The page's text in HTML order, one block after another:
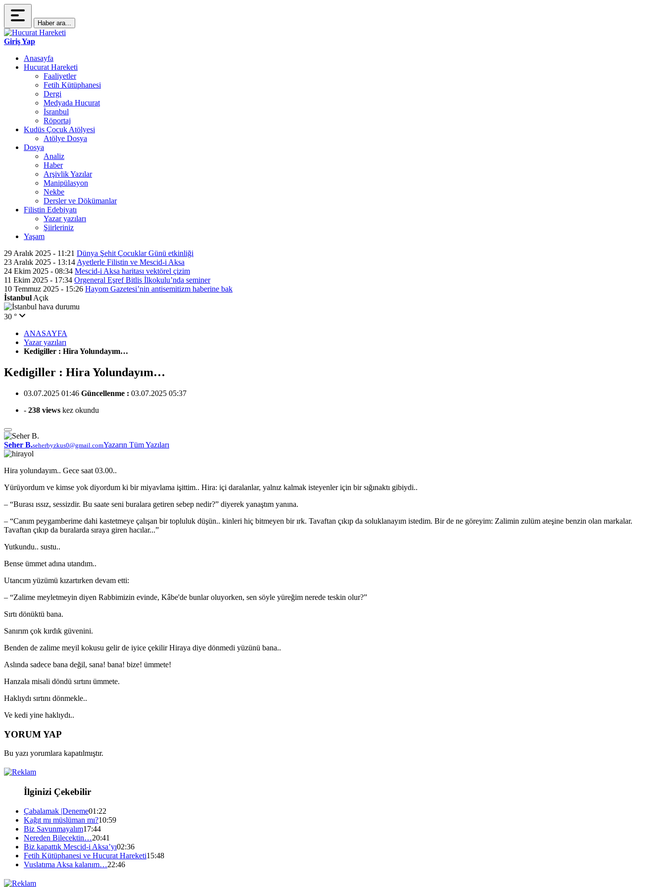
Haber ara...
Giriş Yap
Anasayfa
Hucurat Hareketi
Faaliyetler
Fetih Kütüphanesi
Dergi
Medyada Hucurat
İsranbul
Röportaj
Kudüs Çocuk Atölyesi
Atölye Dosya
Dosya
Analiz
Haber
Arşivlik Yazılar
Manipülasyon
Nekbe
Dersler ve Dökümanlar
Filistin Edebiyatı
Yazar yazıları
Şiirleriniz
Yaşam
İstanbul Açık
30 °
ANASAYFA
Yazar yazıları
Kedigiller : Hira Yolundayım…
Kedigiller : Hira Yolundayım…
03.07.2025 01:46 Güncellenme : 03.07.2025 05:37
- 238 views kez okundu
Seher B.seherbyzkus0@gmail.comYazarın Tüm Yazıları
Hira yolundayım.. Gece saat 03.00..
Yürüyordum ve kimse yok diyordum ki bir miyavlama işittim.. Hira: içi daralanlar, yalnız kalmak isteyenler için bir sığınaktı gibiydi..
– “Burası ıssız, sessizdir. Bu saate seni buralara getiren sebep nedir?” diyerek yanaştım yanına.
– “Canım peygamberime dahi kastetmeye çalışan bir topluluk düşün.. kinleri hiç bitmeyen bir ırk. Tavaftan çıkıp da soluklanayım istedim. Bir de ne göreyim: Zalimin zulüm ateşine benzin olan markalar.
Tavaftan çıkıp da buralarda sıraya giren hacılar...”
Yutkundu.. sustu..
Bense ümmet adına utandım..
Utancım yüzümü kızartırken devam etti:
– “Zalime meyletmeyin diyen Rabbimizin evinde, Kâbe'de bunlar oluyorken, sen söyle yüreğim nerede teskin olur?”
Sırtı dönüktü bana.
Sanırım çok kırdık güvenini.
Benden de zalime meyil kokusu gelir de iyice çekilir Hiraya diye dönmedi yüzünü bana..
Aslında sadece bana değil, sana! bana! bize! ümmete!
Hanzala misali döndü sırtını ümmete.
Haklıydı sırtını dönmekle..
Ve kedi yine haklıydı..
YORUM YAP
Bu yazı yorumlara kapatılmıştır.
İlginizi Çekebilir
Çabalamak |Deneme01:22
Kağıt mı müslüman mı?10:59
Biz Savunmayalım17:44
Nereden Bilecektin…20:41
Biz kapattık Mescid-i Aksa’yı02:36
Fetih Kütüphanesi ve Hucurat Hareketi15:48
Vuslatıma Aksa kalanım…22:46